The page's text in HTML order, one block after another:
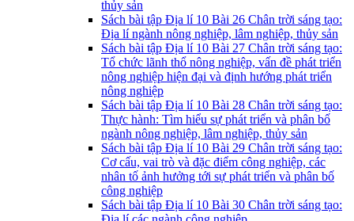
thủy sản
Sách bài tập Địa lí 10 Bài 26 Chân trời sáng tạo:
Địa lí ngành nông nghiệp, lâm nghiệp, thủy sản
Sách bài tập Địa lí 10 Bài 27 Chân trời sáng tạo:
Tổ chức lãnh thổ nông nghiệp, vấn đề phát triển
nông nghiệp hiện đại và định hướng phát triển
nông nghiệp
Sách bài tập Địa lí 10 Bài 28 Chân trời sáng tạo:
Thực hành: Tìm hiểu sự phát triển và phân bố
ngành nông nghiệp, lâm nghiệp, thủy sản
Sách bài tập Địa lí 10 Bài 29 Chân trời sáng tạo:
Cơ cấu, vai trò và đặc điểm công nghiệp, các
nhân tố ảnh hưởng tới sự phát triển và phân bố
công nghiệp
Sách bài tập Địa lí 10 Bài 30 Chân trời sáng tạo: